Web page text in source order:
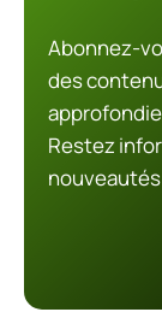
Abonnez-
des
Restez